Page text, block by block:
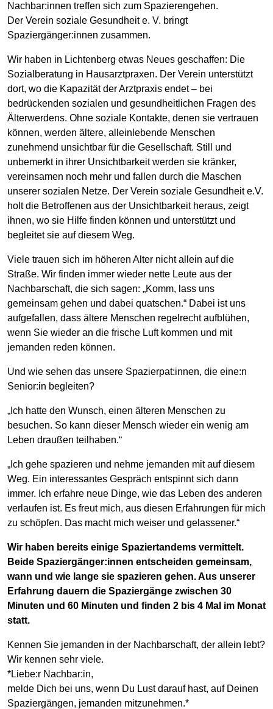
Nachbar:innen treffen sich zum Spazierengehen.
Der Verein soziale Gesundheit e. V. bringt
Spaziergänger:innen zusammen.
Wir haben in Lichtenberg etwas Neues geschaffen: Die
Sozialberatung in Hausarztpraxen. Der Verein unterstützt
dort, wo die Kapazität der Arztpraxis endet – bei
bedrückenden sozialen und gesundheitlichen Fragen des
Älterwerdens. Ohne soziale Kontakte, denen sie vertrauen
können, werden ältere, alleinlebende Menschen
zunehmend unsichtbar für die Gesellschaft. Still und
unbemerkt in ihrer Unsichtbarkeit werden sie kränker,
vereinsamen noch mehr und fallen durch die Maschen
unserer sozialen Netze. Der Verein soziale Gesundheit e.V.
holt die Betroffenen aus der Unsichtbarkeit heraus, zeigt
ihnen, wo sie Hilfe finden können und unterstützt und
begleitet sie auf diesem Weg.
Viele trauen sich im höheren Alter nicht allein auf die
Straße. Wir finden immer wieder nette Leute aus der
Nachbarschaft, die sich sagen: „Komm, lass uns
gemeinsam gehen und dabei quatschen.“ Dabei ist uns
aufgefallen, dass ältere Menschen regelrecht aufblühen,
wenn Sie wieder an die frische Luft kommen und mit
jemanden reden können.
Und wie sehen das unsere Spazierpat:innen, die eine:n
Senior:in begleiten?
„Ich hatte den Wunsch, einen älteren Menschen zu
besuchen. So kann dieser Mensch wieder ein wenig am
Leben draußen teilhaben.“
„Ich gehe spazieren und nehme jemanden mit auf diesem
Weg. Ein interessantes Gespräch entspinnt sich dann
immer. Ich erfahre neue Dinge, wie das Leben des anderen
verlaufen ist. Es freut mich, aus diesen Erfahrungen für mich
zu schöpfen. Das macht mich weiser und gelassener.“
Wir haben bereits einige Spaziertandems vermittelt.
Beide Spaziergänger:innen entscheiden gemeinsam,
wann und wie lange sie spazieren gehen. Aus unserer
Erfahrung dauern die Spaziergänge zwischen 30
Minuten und 60 Minuten und finden 2 bis 4 Mal im Monat
statt.
Kennen Sie jemanden in der Nachbarschaft, der allein lebt?
Wir kennen sehr viele.
*Liebe:r Nachbar:in,
melde Dich bei uns, wenn Du Lust darauf hast, auf Deinen
Spaziergängen, jemanden mitzunehmen.*